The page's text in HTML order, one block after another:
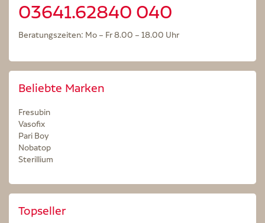
03641.62840 040
Beratungszeiten: Mo – Fr 8.00 – 18.00 Uhr
Beliebte Marken
Fresubin
Vasofix
Pari Boy
Nobatop
Sterillium
Topseller